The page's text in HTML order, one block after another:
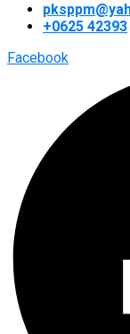
+0625 42393
Facebook